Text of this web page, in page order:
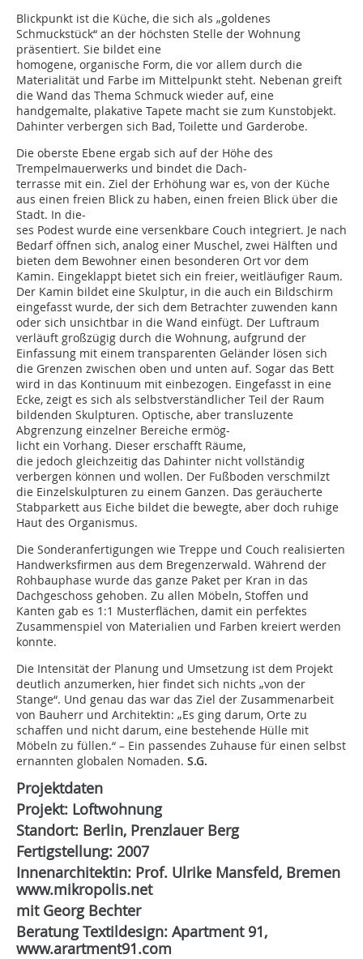
Blickpunkt ist die Küche, die sich als „goldenes
Schmuckstück“ an der höchsten Stelle der Wohnung
präsentiert. Sie bildet eine
homogene, organische Form, die vor allem durch die
Materialität und Farbe im Mittelpunkt steht. Nebenan greift
die Wand das Thema Schmuck wieder auf, eine
handgemalte, plakative Tapete macht sie zum Kunstobjekt.
Dahinter verbergen sich Bad, Toilette und Garderobe.
Die oberste Ebene ergab sich auf der Höhe des
Trempelmauerwerks und bindet die Dach-
terrasse mit ein. Ziel der Erhöhung war es, von der Küche
aus einen freien Blick zu haben, einen freien Blick über die
Stadt. In die-
ses Podest wurde eine versenkbare Couch integriert. Je nach
Bedarf öffnen sich, analog einer Muschel, zwei Hälften und
bieten dem Bewohner einen besonderen Ort vor dem
Kamin. Eingeklappt bietet sich ein freier, weitläufiger Raum.
Der Kamin bildet eine Skulptur, in die auch ein Bildschirm
eingefasst wurde, der sich dem Betrachter zuwenden kann
oder sich unsichtbar in die Wand einfügt. Der Luftraum
verläuft großzügig durch die Wohnung, aufgrund der
Einfassung mit einem transparenten Geländer lösen sich
die Grenzen zwischen oben und unten auf. Sogar das Bett
wird in das Kontinuum mit einbezogen. Eingefasst in eine
Ecke, zeigt es sich als selbstverständlicher Teil der Raum
bildenden Skulpturen. Optische, aber transluzente
Abgrenzung einzelner Bereiche ermög-
licht ein Vorhang. Dieser erschafft Räume,
die jedoch gleichzeitig das Dahinter nicht vollständig
verbergen können und wollen. Der Fußboden verschmilzt
die Einzelskulpturen zu einem Ganzen. Das geräucherte
Stabparkett aus Eiche bildet die bewegte, aber doch ruhige
Haut des Organismus.
Die Sonderanfertigungen wie Treppe und Couch realisierten
Handwerksfirmen aus dem Bregenzerwald. Während der
Rohbauphase wurde das ganze Paket per Kran in das
Dachgeschoss gehoben. Zu allen Möbeln, Stoffen und
Kanten gab es 1:1 Musterflächen, damit ein perfektes
Zusammenspiel von Materialien und Farben kreiert werden
konnte.
Die Intensität der Planung und Umsetzung ist dem Projekt
deutlich anzumerken, hier findet sich nichts „von der
Stange“. Und genau das war das Ziel der Zusammenarbeit
von Bauherr und Architektin: „Es ging darum, Orte zu
schaffen und nicht darum, eine bestehende Hülle mit
Möbeln zu füllen.“ – Ein passendes Zuhause für einen selbst
ernannten globalen Nomaden. S.G.
Projektdaten
Projekt: Loftwohnung
Standort: Berlin, Prenzlauer Berg
Fertigstellung: 2007
Innenarchitektin: Prof. Ulrike Mansfeld, Bremen
www.mikropolis.net
mit Georg Bechter
Beratung Textildesign: Apartment 91,
www.arartment91.com